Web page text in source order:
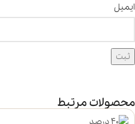
ایمیل
محصولات مرتبط